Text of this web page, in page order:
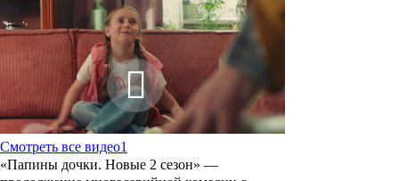
Смотреть все видео1
«Папины дочки. Новые 2 сезон» —